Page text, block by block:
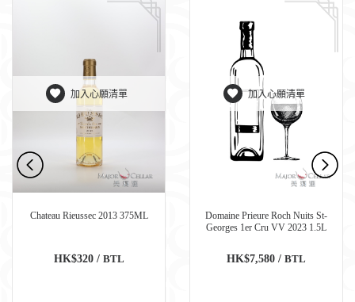
加入心願清單
Chateau Rieussec 2013 375ML
HK$320 / BTL
加入心願清單
Domaine Prieure Roch Nuits St-
Georges 1er Cru VV 2023 1.5L
HK$7,580 / BTL